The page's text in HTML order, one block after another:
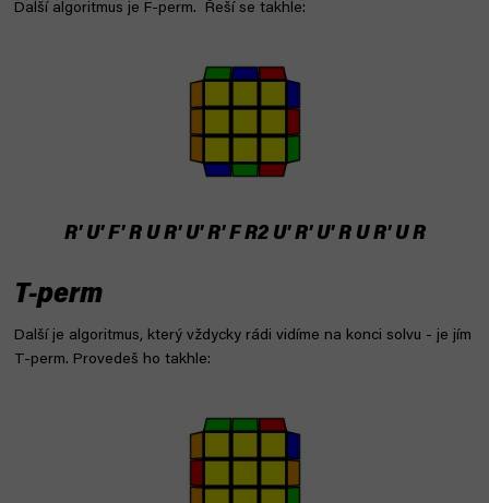
Další algoritmus je F-perm. Řeší se takhle:
R' U' F' R U R' U' R' F R2 U' R' U' R U R' U R
T-perm
Další je algoritmus, který vždycky rádi vidíme na konci solvu - je jím
T-perm. Provedeš ho takhle: